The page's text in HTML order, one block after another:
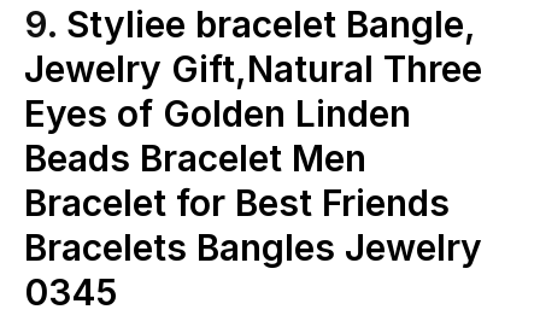
9. Styliee bracelet Bangle,
Jewelry Gift,Natural Three
Eyes of Golden Linden
Beads Bracelet Men
Bracelet for Best Friends
Bracelets Bangles Jewelry
0345